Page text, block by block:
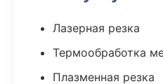
Лазерная резка
Термообработка
Плазменная резка